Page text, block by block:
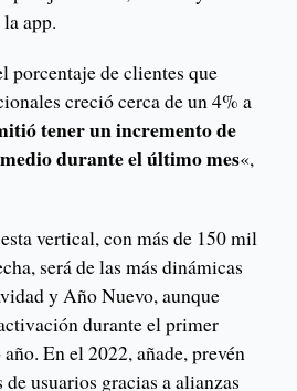
app.
porcentaje de clientes que
creció cerca de un 4% a
tener un incremento de
durante el último mes«,
vertical, con más de 150 mil
será de las más dinámicas
y Año Nuevo, aunque
durante el primer
En el 2022, añade, prevén
usuarios gracias a alianzas